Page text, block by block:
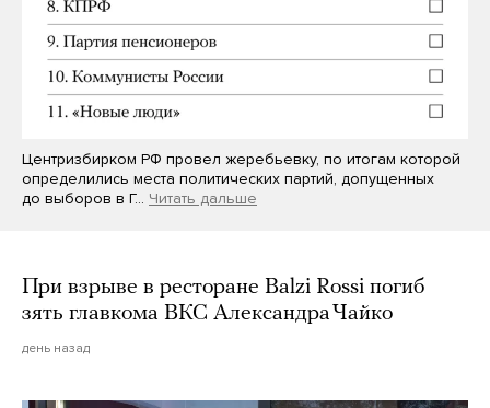
Центризбирком РФ провел жеребьевку, по итогам которой
определились места политических партий, допущенных
до выборов в Г… Читать дальше
При взрыве в ресторане Balzi Rossi погиб
зять главкома ВКС Александра Чайко
день назад